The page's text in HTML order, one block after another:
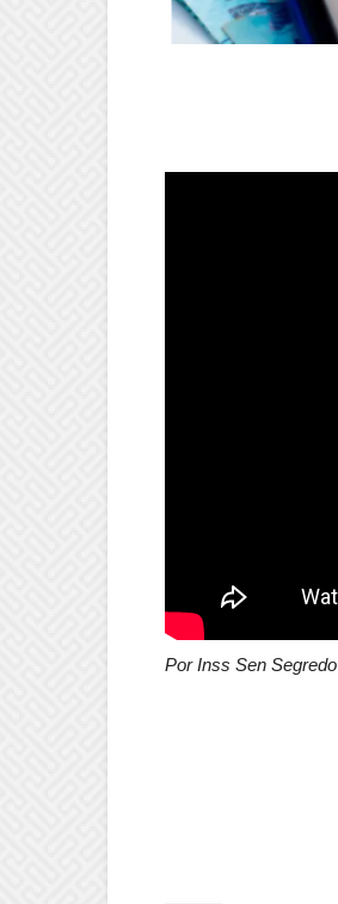
Por Inss Sen Segredo